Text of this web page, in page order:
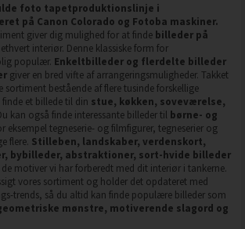
foto tapetproduktionslinje i
på Canon Colorado og Fotoba maskiner.
giver dig mulighed for at finde billeder på
interiør. Denne klassiske form for
populær. Enkeltbilleder og flerdelte billeder
giver en bred vifte af arrangeringsmuligheder. Takket
bestående af flere tusinde forskellige
et billede til din stue, køkken, soveværelse,
kan også finde interessante billeder til børne- og
eksempel tegneserie- og filmfigurer, tegneserier og
flere. Stilleben, landskaber, verdenskort,
bybilleder, abstraktioner, sort-hvide billeder
motiver vi har forberedt med dit interiør i tankerne.
vores sortiment og holder det opdateret med
trends, så du altid kan finde populære billeder som
mønstre, motiverende slagord og